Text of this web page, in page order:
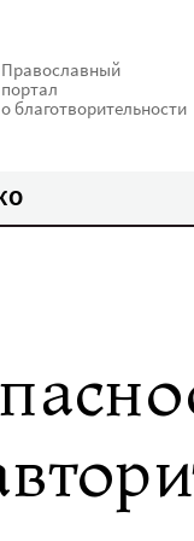
Православный
портал
о благотворительности